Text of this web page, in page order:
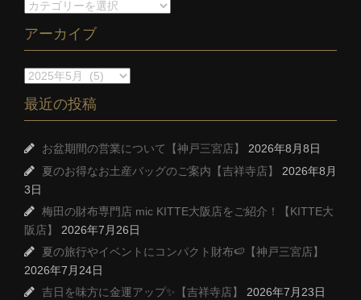
アーカイブ
最近の投稿
お盆期間の営業について【神戸三宮店】
2026年8月8日
夏のお得なお土産バッグのご案内【吉祥寺店】
2026年8月
3日
梅田の財布専門店 mic KITTE大阪店をご紹介！【KITTE大
阪店】
2026年7月26日
夏の旅行やイベントにコンパクト財布🍉【神戸三宮店】
2026年7月24日
吉日を味方に金運アップ✨【吉祥寺店】
2026年7月23日